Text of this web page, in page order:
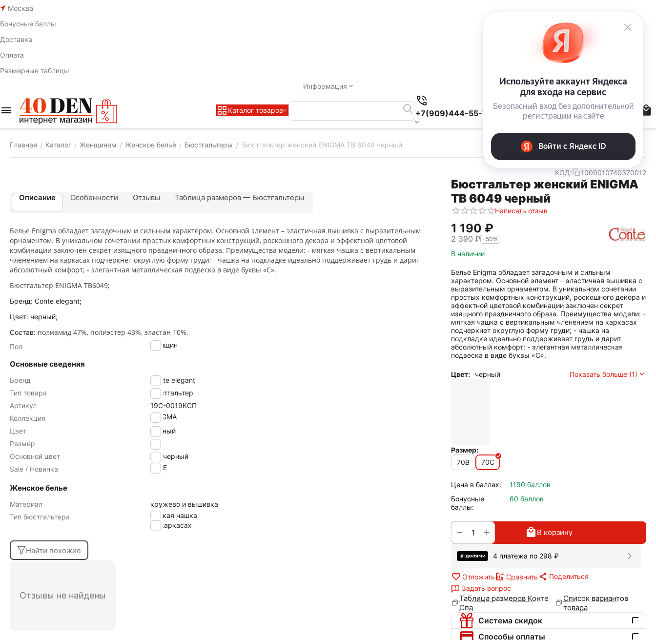
Москва
Бонусные баллы
Доставка
Оплата
Размерные таблицы
Информация
Каталог товаров +7(909)444-55-78
Главная / Каталог / Женщинам / Женское бельё / Бюстгальтеры / Бюстгальтер женский ENIGMA TB 6049 черный
КОД: 1009010740370012
Бюстгальтер женский ENIGMA
TB 6049 черный
Написать отзыв
1 190 ₽
2 390 ₽ -50%
В наличии
Белье Enigma обладает загадочным и сильным
характером. Основной элемент – эластичная вышивка с
выразительным орнаментом. В уникальном сочетании
простых комфортных конструкций, роскошного декора и
эффектной цветовой комбинации заключен секрет
изящного праздничного образа. Преимущества модели: -
мягкая чашка с вертикальным членением на каркасах
подчеркнет округлую форму груди; - чашка на
подкладке идеально поддерживает грудь и дарит
абсолютный комфорт; - элегантная металлическая
подвеска в виде буквы «С».
Цвет: черный Показать больше (1)
Размер:
70B
70C
Цена в баллах:
1190 баллов
Бонусные
баллы:
60 баллов
+
− В корзину
4 платежа по 298 ₽
Отложить Сравнить
Поделиться
Задать вопрос
Таблица размеров Конте
Спа
Список вариантов
товара
Система скидок
Способы оплаты
Описание Особенности Отзывы Таблица размеров — Бюстгальтеры
Белье Enigma обладает загадочным и сильным характером. Основной элемент – эластичная вышивка с выразительным
орнаментом. В уникальном сочетании простых комфортных конструкций, роскошного декора и эффектной цветовой
комбинации заключен секрет изящного праздничного образа. Преимущества модели: - мягкая чашка с вертикальным
членением на каркасах подчеркнет округлую форму груди; - чашка на подкладке идеально поддерживает грудь и дарит
абсолютный комфорт; - элегантная металлическая подвеска в виде буквы «С».
Бюстгальтер ENIGMA TB6049;
Бренд: Conte elegant;
Цвет: черный;
Состав: полиамид 47%, полиэстер 43%, эластан 10%.
Пол женщин
Основные сведения
Бренд
Conte elegant
Тип товара
Бюстгальтер
Артикул
19С-0019КСП
Коллекция
ENIGMA
Цвет
черный
Размер
70C
Основной цвет
черный
Sale / Новинка
SALE
Женское белье
Материал
кружево и вышивка
Тип бюстгальтера
мягкая чашка
на каркасах
Найти похожие
Отзывы не найдены